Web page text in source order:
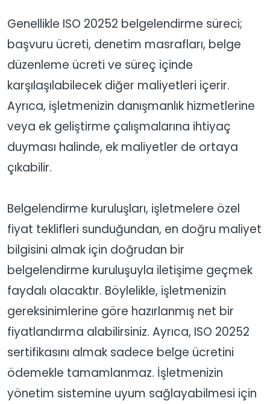
Genellikle ISO 20252 belgelendirme süreci;
başvuru ücreti, denetim masrafları, belge
düzenleme ücreti ve süreç içinde
karşılaşılabilecek diğer maliyetleri içerir.
Ayrıca, işletmenizin danışmanlık hizmetlerine
veya ek geliştirme çalışmalarına ihtiyaç
duyması halinde, ek maliyetler de ortaya
çıkabilir.
Belgelendirme kuruluşları, işletmelere özel
fiyat teklifleri sunduğundan, en doğru maliyet
bilgisini almak için doğrudan bir
belgelendirme kuruluşuyla iletişime geçmek
faydalı olacaktır. Böylelikle, işletmenizin
gereksinimlerine göre hazırlanmış net bir
fiyatlandırma alabilirsiniz. Ayrıca, ISO 20252
sertifikasını almak sadece belge ücretini
ödemekle tamamlanmaz. İşletmenizin
yönetim sistemine uyum sağlayabilmesi için